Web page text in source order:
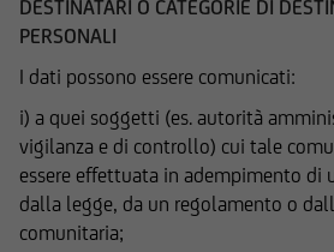
DESTINATARI O CATEGORIE DI
PERSONALI
I dati possono essere comunicati:
i) a quei soggetti (es. autorità
vigilanza e di controllo) cui tale
essere effettuata in adempimento di
dalla legge, da un regolamento o
comunitaria;
informazioni pubblicate sul
quelle sui rischi, sul
dettaglio dei costi relativi agli
pubblicate sul Sito, devono
necessariamente integrate
nei suddetti documenti.
Succursale di Milano non è in
responsabile delle decisioni di